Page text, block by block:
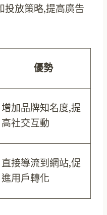
投放策略,提高廣告
優勢
增加品牌知名度,提
高社交互動
直接導流到網站,促
進用戶轉化